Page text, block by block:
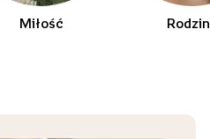
Miłość